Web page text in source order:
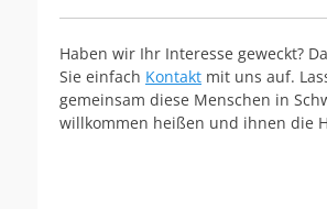
Haben wir Ihr Interesse geweckt?
Sie einfach Kontakt mit uns auf.
gemeinsam diese Menschen in
willkommen heißen und ihnen die